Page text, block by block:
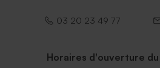
03 20 23 49 77
Horaires d'ouverture